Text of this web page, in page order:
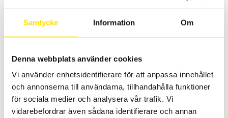
Samtycke Information Om
Denna webbplats använder cookies
Vi använder enhetsidentifierare för att anpassa innehållet
och annonserna till användarna, tillhandahålla funktioner
för sociala medier och analysera vår trafik. Vi
vidarebefordrar även sådana identifierare och annan
friktionskoefficienten
mellan två olika ytor enligtASTM D1894och ISO8295